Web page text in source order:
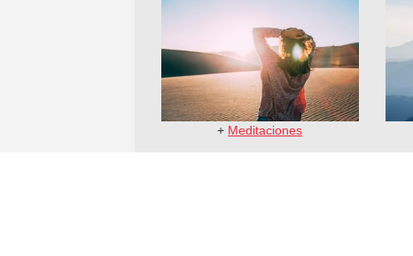
+ Meditaciones